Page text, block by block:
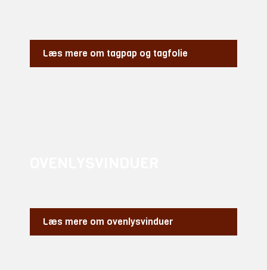
Læs mere om tagpap og tagfolie
Læs mere om ovenlysvinduer​